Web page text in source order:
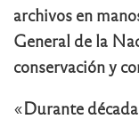
archivos en
General de la
conservación y
«Durante